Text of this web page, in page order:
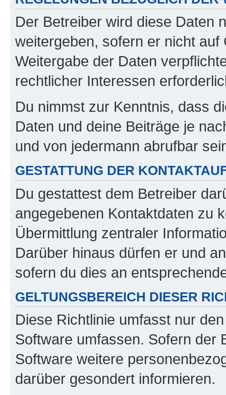
Der Betreiber wird diese Daten
weitergeben, sofern er nicht
Weitergabe der Daten
rechtlicher Interessen
Du nimmst zur Kenntnis, dass
Daten und deine Beiträge je
und von jedermann abrufbar
GESTATTUNG DER
Du gestattest dem Betreiber
angegebenen Kontaktdaten zu
Übermittlung zentraler
Darüber hinaus dürfen er und
sofern du dies an
GELTUNGSBEREICH DIESER
Diese Richtlinie umfasst nur
Software umfassen. Sofern der
Software weitere
darüber gesondert informieren.